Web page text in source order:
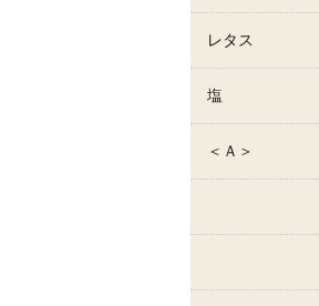
レタス
塩
＜Ａ＞